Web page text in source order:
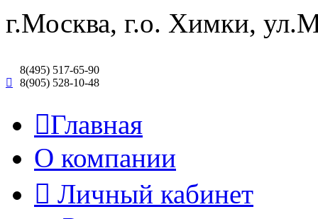
г.Москва, г.о. Химки,
8(495) 517-65-90
8(905) 528-10-48
Главная
О компании
Личный кабинет